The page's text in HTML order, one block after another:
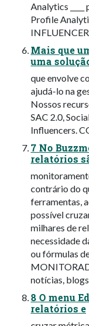
Analytics
Profile
Mais que
uma
que envolve
ajudá-lo na
Nossos
SAC 2.0,
Influencers.
7 No
relatórios
contrário do
ferramentas,
possível
milhares de
necessidade
ou fórmulas
notícias,
8 O menu
relatórios e